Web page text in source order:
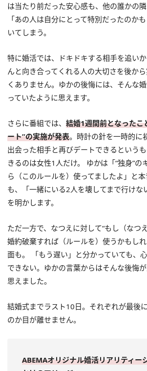
は当たり前だった安心感も、他の誰かの隣
「あの人は自分にとって特別だったのか
いてしまう。
特に婚活では、ドキドキする相手を追い
んと向き合ってくれる人の大切さを後か
くありません。ゆかの後悔には、そんな
っていたように思えます。
さらに番組では、 結婚1週間前となったこ
ート”の実施が発表。時計の針を一時的に
出会った相手と再びデートできるという
きるのは女性1人だけ。 ゆかは「“独身”の
ら（このルールを）使ってましたよ」と
も、「一緒にいる2人を壊してまで行けな
を明かします。
ただ一方で、なつえに対して“もし（なつ
婚約破棄すれば（ルールを）使うかもし
面も。 「もう遅い」と分かっていても、
できない。ゆかの言葉からはそんな後悔
思えました。
結婚式までラスト10日。それぞれが最後
のか目が離せません。
ABEMAオリジナル婚活リアリティー